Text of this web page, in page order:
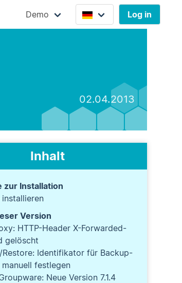
Demo Log in
02.04.2013
Inhalt
zur Installation
Version
HTTP-Header X-Forwarded-
gelöscht
Restore: Identifikator für Backup-
manuell festlegen
Neue Version 7.1.4